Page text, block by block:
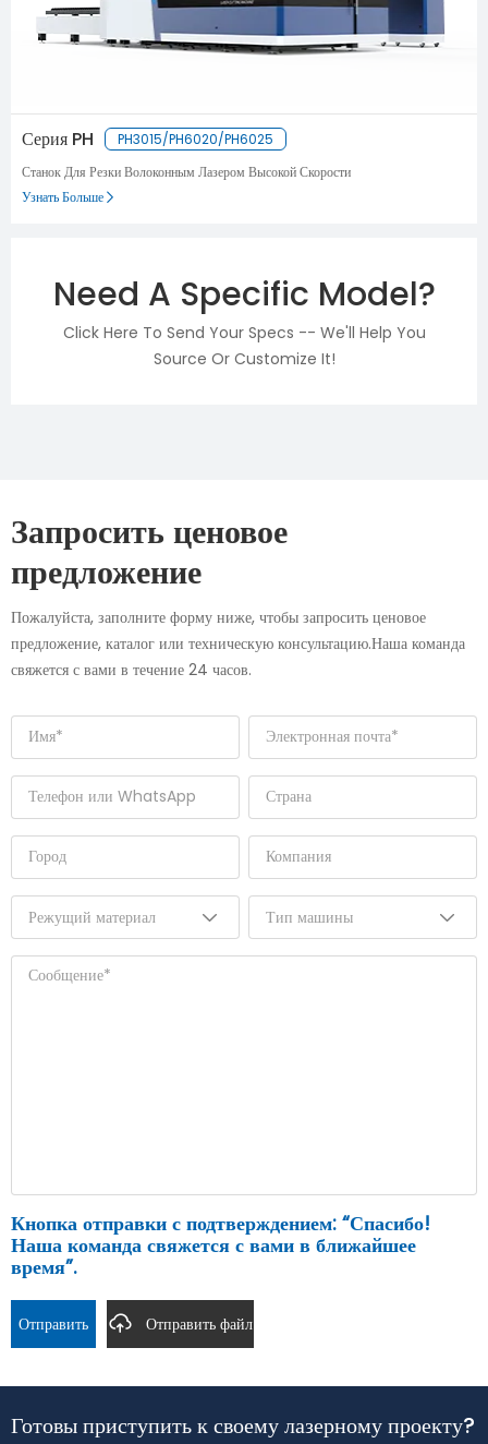
Серия PH
PH3015/PH6020/PH6025
Станок Для Резки Волоконным Лазером Высокой Скорости
Узнать Больше
Need A Specific Model?
Click Here To Send Your Specs -- We'll Help You
Source Or Customize It!
Запросить ценовое
предложение
Пожалуйста, заполните форму ниже, чтобы запросить ценовое
предложение, каталог или техническую консультацию.Наша команда
свяжется с вами в течение 24 часов.
Кнопка отправки с подтверждением: “Спасибо!
Наша команда свяжется с вами в ближайшее
время”.
Отправить Отправить файл
Готовы приступить к своему лазерному проекту?